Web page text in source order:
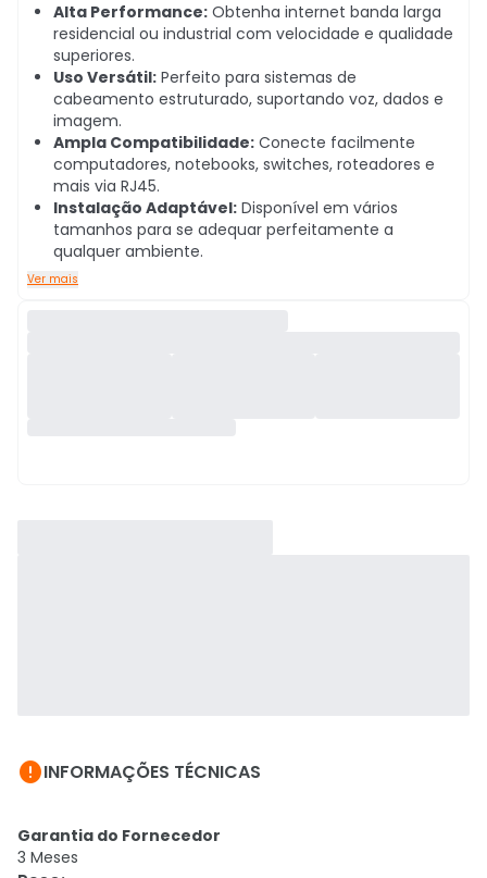
Alta Performance: Obtenha internet banda larga
residencial ou industrial com velocidade e qualidade
superiores.
Uso Versátil: Perfeito para sistemas de
cabeamento estruturado, suportando voz, dados e
imagem.
Ampla Compatibilidade: Conecte facilmente
computadores, notebooks, switches, roteadores e
mais via RJ45.
Instalação Adaptável: Disponível em vários
tamanhos para se adequar perfeitamente a
qualquer ambiente.
Ver mais
INFORMAÇÕES TÉCNICAS
Garantia do Fornecedor
3 Meses